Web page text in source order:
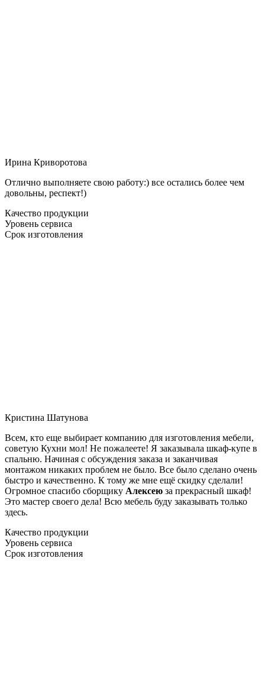
Ирина Криворотова
Отлично выполняете свою работу:) все остались более чем
довольны, респект!)
Качество продукции
Уровень сервиса
Срок изготовления
Кристина Шатунова
Всем, кто еще выбирает компанию для изготовления мебели,
советую Кухни мол! Не пожалеете! Я заказывала шкаф-купе в
спальню. Начиная с обсуждения заказа и заканчивая
монтажом никаких проблем не было. Все было сделано очень
быстро и качественно. К тому же мне ещё скидку сделали!
Огромное спасибо сборщику Алексею за прекрасный шкаф!
Это мастер своего дела! Всю мебель буду заказывать только
здесь.
Качество продукции
Уровень сервиса
Срок изготовления